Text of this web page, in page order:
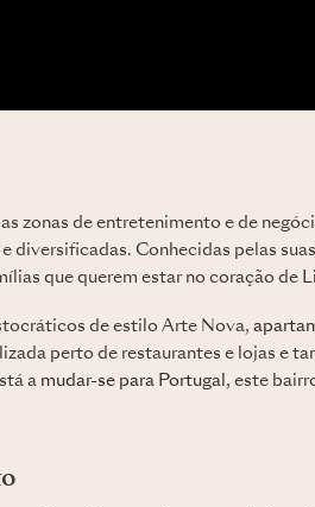
zonas de entretenimento e de
diversificadas. Conhecidas pelas
que querem estar no coração de
de estilo Arte Nova,
perto de restaurantes e lojas e
a mudar-se para Portugal , este